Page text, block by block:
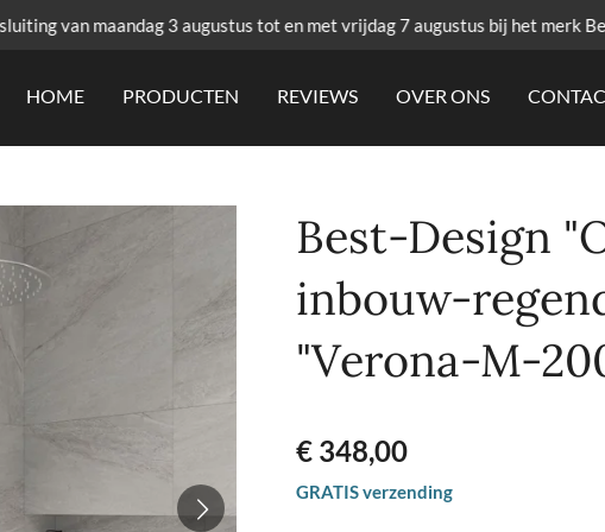
van maandag 3 augustus tot en met vrijdag 7 augustus bij het merk
HOME PRODUCTEN REVIEWS OVER ONS
Best-Design
inbouw-
"Verona-M-
€ 348,00
GRATIS verzending